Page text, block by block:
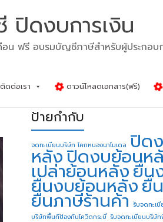
ปิดงบการเงิน
น ฟรี อบรมบัญชีภาษีสำหรับผู้ประกอบ
ติดต่อเรา ดาวน์โหลดเอกสาร(ฟรี)
ป้ายกำกับ
จดทะเบียนบริษัท โคกหนองนาโมเดล ปิด
หลังปิดงบย้อนห
เปล่าย้อนหลังยื่น
ยื่นงบย้อนหลังยื่
ยื่นภาษีร้านค้า รับจดทะเ
บริษัทพื้นทีป้องกันโควิดกระบี่ รับจดทะเบียนบริษั